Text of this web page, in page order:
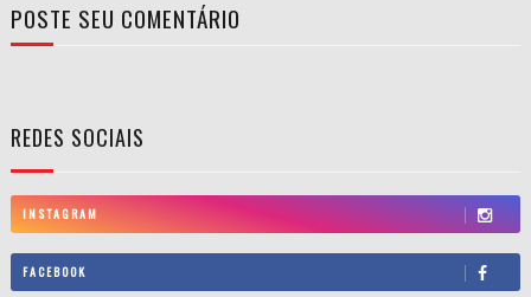
POSTE SEU COMENTÁRIO
REDES SOCIAIS
INSTAGRAM
FACEBOOK